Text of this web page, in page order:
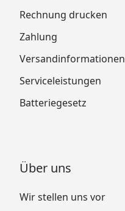
Rechnung drucken
Zahlung
Versandinformationen
Serviceleistungen
Batteriegesetz
Über uns
Wir stellen uns vor